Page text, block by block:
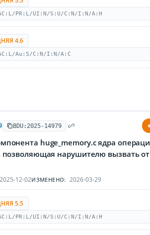
PR:L/UI:N/S:U/C:N/I:N/A:H
4.6
Au:S/C:N/I:N/A:C
BDU:2025-14979
huge_memory.c ядра
позволяющая нарушителю вызвать
2025-12-02ИЗМЕНЕНО: 2026-03-29
5.5
PR:L/UI:N/S:U/C:N/I:N/A:H